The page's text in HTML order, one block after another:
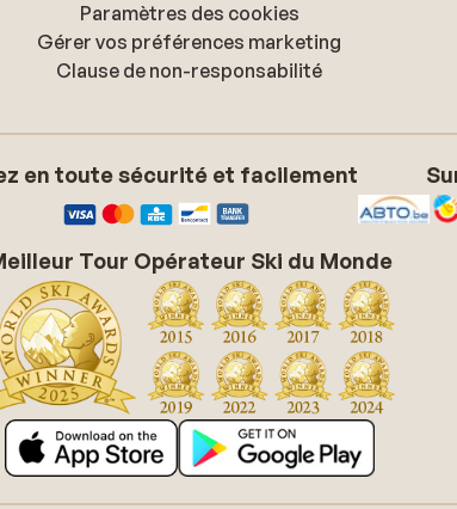
Paramètres des cookies
Gérer vos préférences marketing
Clause de non-responsabilité
en toute sécurité et facilement
Tour Opérateur Ski du Monde